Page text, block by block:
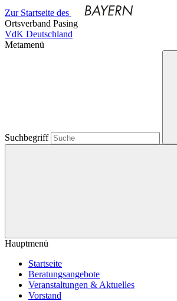
Zur Startseite des
Ortsverband Pasing
VdK Deutschland
Metamenü
Suchbegriff
Hauptmenü
Startseite
Beratungsangebote
Veranstaltungen & Aktuelles
Vorstand